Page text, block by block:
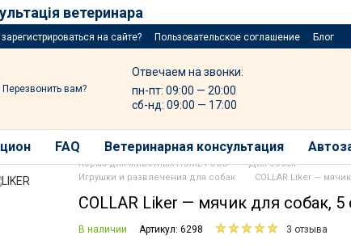
ветеринара
зарегистрироваться на сайте? Пользовательское соглашение
Блог
Перезвонить вам?
Отвечаем на звонки:
пн-пт: 09:00 — 20:00
сб-нд: 09:00 — 17:00
FAQ Ветеринарная консультация
Корма для животных HOME FOOD
Для собак
Игрушки и развлечения для собак
COLLAR Liker —
COLLAR Liker — мячик для собак, 5
В наличии Артикул: 6298 3 отзыва